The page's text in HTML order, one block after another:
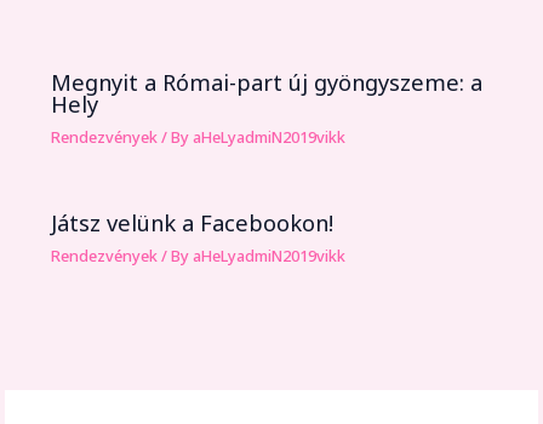
Megnyit a Római-part új gyöngyszeme: a
Hely
Rendezvények/ ByaHeLyadmiN2019vikk
Játsz velünk a Facebookon!
Rendezvények/ ByaHeLyadmiN2019vikk